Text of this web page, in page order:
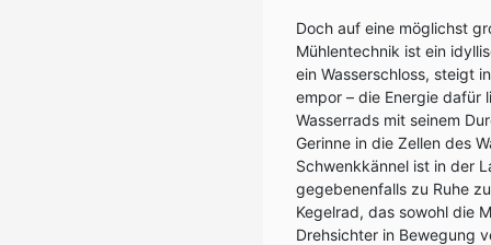
Doch auf eine möglichst
Mühlentechnik ist ein
ein Wasserschloss, steigt
empor – die Energie dafür
Wasserrads mit seinem
Gerinne in die Zellen des
Schwenkkännel ist in der
gegebenenfalls zu Ruhe
Kegelrad, das sowohl die
Drehsichter in Bewegung